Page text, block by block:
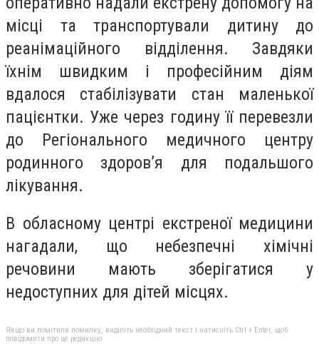
місці та транспортували дитину до
реанімаційного відділення. Завдяки
їхнім швидким і професійним діям
вдалося стабілізувати стан маленької
пацієнтки. Уже через годину її перевезли
до Регіонального медичного центру
родинного здоров’я для подальшого
лікування.
В обласному центрі екстреної медицини
нагадали, що небезпечні хімічні
речовини мають зберігатися у
недоступних для дітей місцях.
Якщо ви помітили помилку, виділіть необхідний текст і натисніть Ctrl + Enter, щоб
повідомити про це редакцію